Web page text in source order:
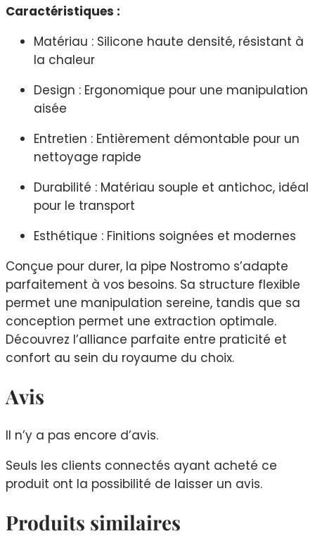
Caractéristiques :
Matériau : Silicone haute densité, résistant à
la chaleur
Design : Ergonomique pour une manipulation
aisée
Entretien : Entièrement démontable pour un
nettoyage rapide
Durabilité : Matériau souple et antichoc, idéal
pour le transport
Esthétique : Finitions soignées et modernes
Conçue pour durer, la pipe Nostromo s’adapte
parfaitement à vos besoins. Sa structure flexible
permet une manipulation sereine, tandis que sa
conception permet une extraction optimale.
Découvrez l’alliance parfaite entre praticité et
confort au sein du royaume du choix.
Avis
Il n’y a pas encore d’avis.
Seuls les clients connectés ayant acheté ce
produit ont la possibilité de laisser un avis.
Produits similaires